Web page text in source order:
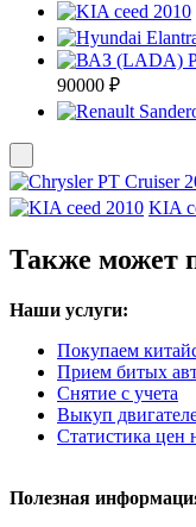
90000 ₽
KIA
Также может
Наши услуги:
Покупаем
Прием битых
Снятие с учета
Выкуп
Статистика цен
Полезная